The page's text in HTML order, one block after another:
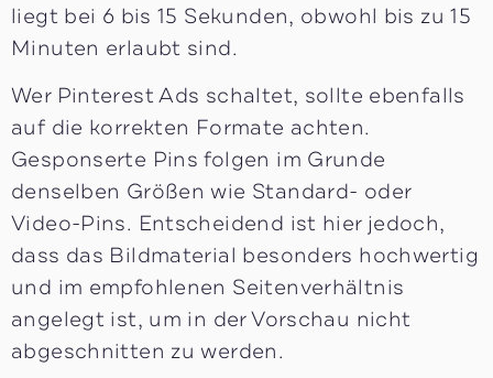
liegt bei 6 bis 15 Sekunden, obwohl bis zu 15
Minuten erlaubt sind.
Wer Pinterest Ads schaltet, sollte ebenfalls
auf die korrekten Formate achten.
Gesponserte Pins folgen im Grunde
denselben Größen wie Standard- oder
Video-Pins. Entscheidend ist hier jedoch,
dass das Bildmaterial besonders hochwertig
und im empfohlenen Seitenverhältnis
angelegt ist, um in der Vorschau nicht
abgeschnitten zu werden.